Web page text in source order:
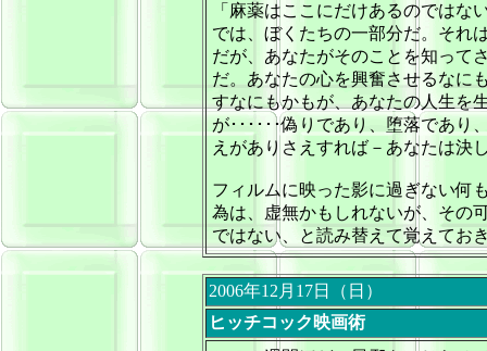
「麻薬はここにだけあるのでは
では、ぼくたちの一部分だ。それ
だが、あなたがそのことを知って
だ。あなたの心を興奮させるなに
すなにもかもが、あなたの人生を
が･･････偽りであり、堕落であり
えがありさえすれば－あなたは決
フィルムに映った影に過ぎない何
為は、虚無かもしれないが、その
ではない、と読み替えて覚えてお
2006年12月17日（日）
ヒッチコック映画術